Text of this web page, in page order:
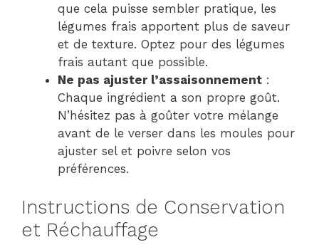
que cela puisse sembler pratique, les
légumes frais apportent plus de saveur
et de texture. Optez pour des légumes
frais autant que possible.
Ne pas ajuster l’assaisonnement :
Chaque ingrédient a son propre goût.
N’hésitez pas à goûter votre mélange
avant de le verser dans les moules pour
ajuster sel et poivre selon vos
préférences.
Instructions de Conservation
et Réchauffage